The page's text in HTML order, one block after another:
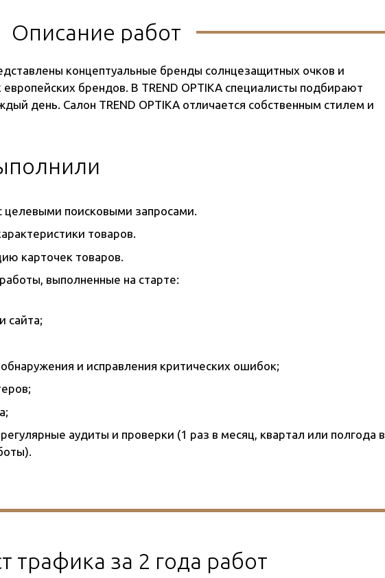
Описание работ
концептуальные бренды солнцезащитных очков и
брендов. В TREND OPTIKA специалисты подбирают
день. Салон TREND OPTIKA отличается собственным стилем и
целевыми поисковыми запросами.
товаров.
карточек товаров.
выполненные на старте:
сайта;
и исправления критических ошибок;
аудиты и проверки (1 раз в месяц, квартал или полгода в
трафика за 2 года работ